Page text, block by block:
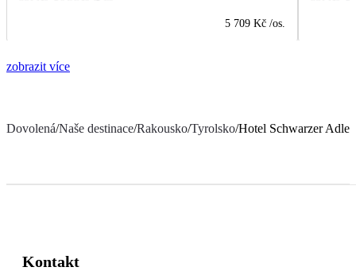
5 709 Kč /os.
zobrazit více
Dovolená/Naše destinace/Rakousko/Tyrolsko/Hotel Schwarzer
Kontakt